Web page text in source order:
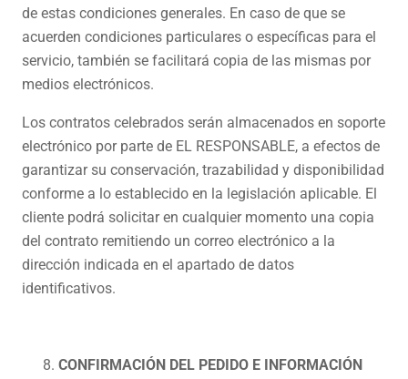
de estas condiciones generales. En caso de que se
acuerden condiciones particulares o específicas para el
servicio, también se facilitará copia de las mismas por
medios electrónicos.
Los contratos celebrados serán almacenados en soporte
electrónico por parte de EL RESPONSABLE, a efectos de
garantizar su conservación, trazabilidad y disponibilidad
conforme a lo establecido en la legislación aplicable. El
cliente podrá solicitar en cualquier momento una copia
del contrato remitiendo un correo electrónico a la
dirección indicada en el apartado de datos
identificativos.
CONFIRMACIÓN DEL PEDIDO E INFORMACIÓN